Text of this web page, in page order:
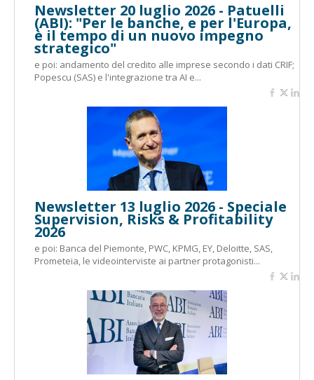
Newsletter 20 luglio 2026 - Patuelli
(ABI): "Per le banche, e per l'Europa,
è il tempo di un nuovo impegno
strategico"
e poi: andamento del credito alle imprese secondo i dati CRIF;
Popescu (SAS) e l'integrazione tra AI e...
Newsletter 13 luglio 2026 - Speciale
Supervision, Risks & Profitability
2026
e poi: Banca del Piemonte, PWC, KPMG, EY, Deloitte, SAS,
Prometeia, le videointerviste ai partner protagonisti...